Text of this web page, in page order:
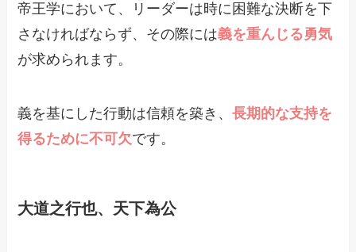
帝王学において、リーダーは時に困難な決断を下
さなければならず、その際には義を重んじる勇気
が求められます。
義を基にした行動は信頼を築き、長期的な支持を
得るために不可欠です。
大道之行也、天下為公